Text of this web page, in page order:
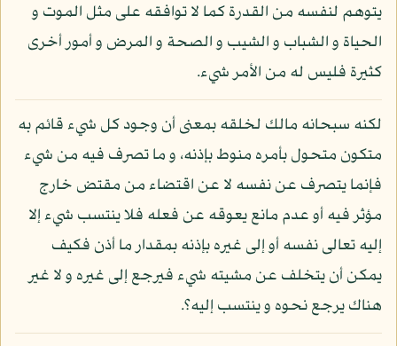
يتوهم لنفسه من القدرة كما لا توافقه على مثل الموت و
الحياة و الشباب و الشيب و الصحة و المرض و أمور أخرى
كثيرة فليس له من الأمر شيء.
لكنه سبحانه مالك لخلقه بمعنى أن وجود كل شيء قائم به
متكون متحول بأمره منوط بإذنه، و ما تصرف فيه من شيء
فإنما يتصرف عن نفسه لا عن اقتضاء من مقتض خارج
مؤثر فيه أو عدم مانع يعوقه عن فعله فلا ينتسب شيء إلا
إليه تعالى نفسه أو إلى غيره بإذنه بمقدار ما أذن فكيف
يمكن أن يتخلف عن مشيته شيء فيرجع إلى غيره و لا غير
هناك يرجع نحوه و ينتسب إليه؟.